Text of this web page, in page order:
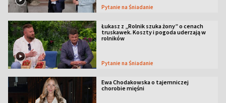
Pytanie na Śniadanie
Łukasz z „Rolnik szuka żony” o cenach
truskawek. Koszty i pogoda uderzają w
rolników
Pytanie na Śniadanie
Ewa Chodakowska o tajemniczej
chorobie mięśni